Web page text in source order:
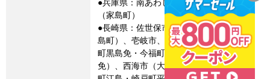
●兵庫県：南あわじ市（沼島）、姫路市
（家島町）
●長崎県：佐世保市（黒島町・宇久町・高
島町）、壱岐市、五島市、松浦市（鷹島
町黒島免・今福町飛島免・星鹿町青島
免）、西海市（大瀬戸町松島内郷・崎戸